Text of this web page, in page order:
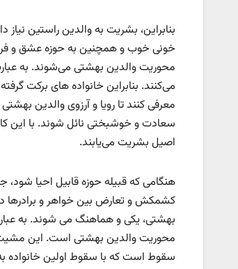
بنابراین، بشریت به والدین راستین
خونی خوب و همچنین به حوزه عشق و
محوریت والدین بهشتی می‌شوند. به
می‌کنند. بنابراین خانواده های برکت
معرفی کنند تا رویا و آرزوی والدین
سعادت و خوشبختی نائل شوند. با این
اصیل بشریت می‌یابند.
هنگامی که قبیله حوزه قابیل احیا شود،
کشمکش و تعارض بین خواهر و برادرها
بهشتی، یکی و هماهنگ می شوند. به
محوریت والدین بهشتی است. این مشیت
سقوط است که با سقوط اولین خانواده